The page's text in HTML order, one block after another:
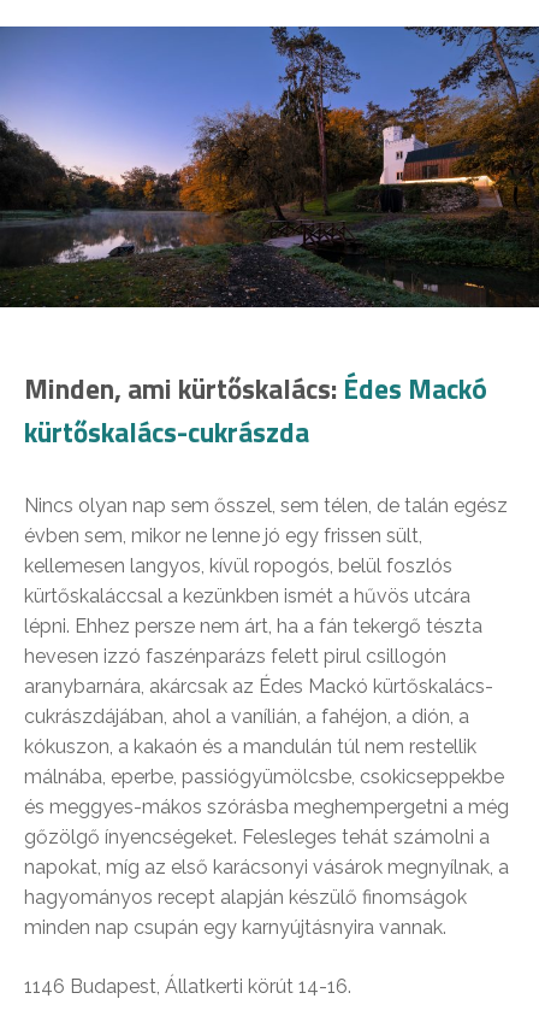
Minden, ami kürtőskalács: Édes Mackó
kürtőskalács-cukrászda
Nincs olyan nap sem ősszel, sem télen, de talán egész
évben sem, mikor ne lenne jó egy frissen sült,
kellemesen langyos, kívül ropogós, belül foszlós
kürtőskaláccsal a kezünkben ismét a hűvös utcára
lépni. Ehhez persze nem árt, ha a fán tekergő tészta
hevesen izzó faszénparázs felett pirul csillogón
aranybarnára, akárcsak az Édes Mackó kürtőskalács-
cukrászdájában, ahol a vanílián, a fahéjon, a dión, a
kókuszon, a kakaón és a mandulán túl nem restellik
málnába, eperbe, passiógyümölcsbe, csokicseppekbe
és meggyes-mákos szórásba meghempergetni a még
gőzölgő ínyencségeket. Felesleges tehát számolni a
napokat, míg az első karácsonyi vásárok megnyílnak, a
hagyományos recept alapján készülő finomságok
minden nap csupán egy karnyújtásnyira vannak.
1146 Budapest, Állatkerti körút 14-16.